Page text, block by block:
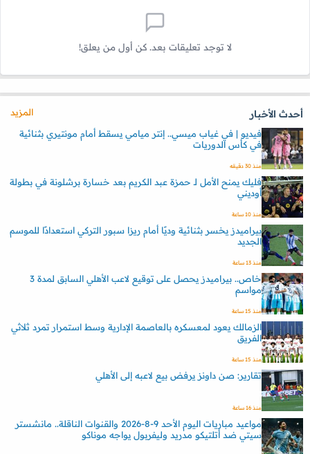
لا توجد تعليقات بعد. كن أول من يعلق!
أحدث الأخبار
المزيد
فيديو | في غياب ميسي.. إنتر ميامي يسقط أمام مونتيري بثنائية
في كأس الدوريات
منذ 30 دقيقه
فليك يمنح الأمل لـ حمزة عبد الكريم بعد خسارة برشلونة في بطولة
أوديني
منذ 10 ساعة
بيراميدز يخسر بثنائية وديًا أمام ريزا سبور التركي استعدادًا للموسم
الجديد
منذ 13 ساعة
خاص.. بيراميدز يحصل على توقيع لاعب الأهلي السابق لمدة 3
مواسم
منذ 15 ساعة
الزمالك يعود لمعسكره بالعاصمة الإدارية وسط استمرار تمرد ثلاثي
الفريق
منذ 15 ساعة
تقارير: صن داونز يرفض بيع لاعبه إلى الأهلي
منذ 16 ساعة
مواعيد مباريات اليوم الأحد 9-8-2026 والقنوات الناقلة.. مانشستر
سيتي ضد أتلتيكو مدريد وليفربول يواجه موناكو